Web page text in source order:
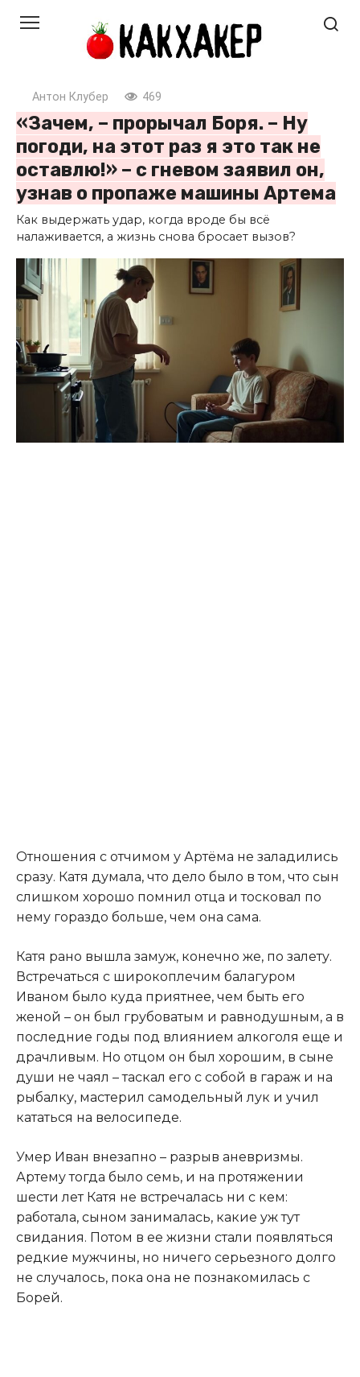
Антон Клубер 469
«Зачем, – прорычал Боря. – Ну
погоди, на этот раз я это так не
оставлю!» – с гневом заявил он,
узнав о пропаже машины Артема
Как выдержать удар, когда вроде бы всё
налаживается, а жизнь снова бросает вызов?
Отношения с отчимом у Артёма не заладились
сразу. Катя думала, что дело было в том, что сын
слишком хорошо помнил отца и тосковал по
нему гораздо больше, чем она сама.​
​Катя рано вышла замуж, конечно же, по залету.
Встречаться с широкоплечим балагуром
Иваном было куда приятнее, чем быть его
женой – он был грубоватым и равнодушным, а в
последние годы под влиянием алкоголя еще и
драчливым. Но отцом он был хорошим, в сыне
души не чаял – таскал его с собой в гараж и на
рыбалку, мастерил самодельный лук и учил
кататься на велосипеде.​
​Умер Иван внезапно – разрыв аневризмы.
Артему тогда было семь, и на протяжении
шести лет Катя не встречалась ни с кем:
работала, сыном занималась, какие уж тут
свидания. Потом в ее жизни стали появляться
редкие мужчины, но ничего серьезного долго
не случалось, пока она не познакомилась с
Борей.​